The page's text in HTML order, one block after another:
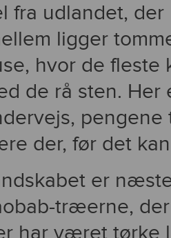
fra udlandet,
ligger
hvor de
de rå sten.
der, før det
er
træerne,